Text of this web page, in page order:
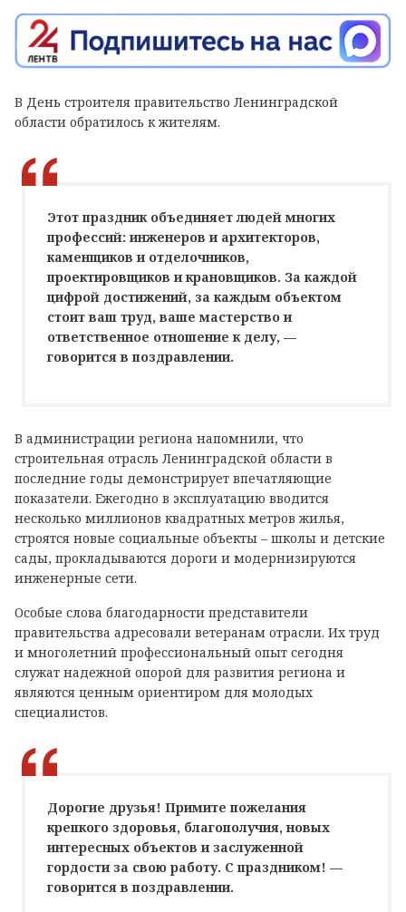
В День строителя правительство Ленинградской
области обратилось к жителям.
Этот праздник объединяет людей многих
профессий: инженеров и архитекторов,
каменщиков и отделочников,
проектировщиков и крановщиков. За каждой
цифрой достижений, за каждым объектом
стоит ваш труд, ваше мастерство и
ответственное отношение к делу, —
говорится в поздравлении.
В администрации региона напомнили, что
строительная отрасль Ленинградской области в
последние годы демонстрирует впечатляющие
показатели. Ежегодно в эксплуатацию вводится
несколько миллионов квадратных метров жилья,
строятся новые социальные объекты – школы и детские
сады, прокладываются дороги и модернизируются
инженерные сети.
Особые слова благодарности представители
правительства адресовали ветеранам отрасли. Их труд
и многолетний профессиональный опыт сегодня
служат надежной опорой для развития региона и
являются ценным ориентиром для молодых
специалистов.
Дорогие друзья! Примите пожелания
крепкого здоровья, благополучия, новых
интересных объектов и заслуженной
гордости за свою работу. С праздником! —
говорится в поздравлении.